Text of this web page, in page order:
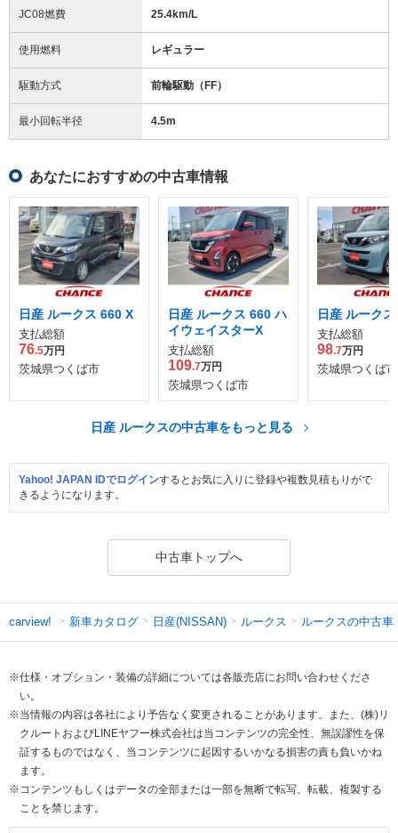
JC08燃費 25.4km/L
使用燃料 レギュラー
駆動方式 前輪駆動（FF）
最小回転半径 4.5m
あなたにおすすめの中古車情報
日産 ルークス 660 X
支払総額
76.5万円
茨城県つくば市
日産 ルークス 660 ハ
イウェイスターX
支払総額
109.7万円
茨城県つくば市
日産 ルーク
支払総額
98.7万円
茨城県つくば市
日産 ルークスの中古車をもっと見る
Yahoo! JAPAN IDでログインするとお気に入りに登録や複数見積もりがで
きるようになります。
中古車トップへ
carview! 新車カタログ 日産(NISSAN) ルークス ルークスの中古車
※仕様・オプション・装備の詳細については各販売店にお問い合わせくださ
い。
※当情報の内容は各社により予告なく変更されることがあります。また、(株)リ
クルートおよびLINEヤフー株式会社は当コンテンツの完全性、無誤謬性を保
証するものではなく、当コンテンツに起因するいかなる損害の責も負いかね
ます。
※コンテンツもしくはデータの全部または一部を無断で転写、転載、複製する
ことを禁じます。